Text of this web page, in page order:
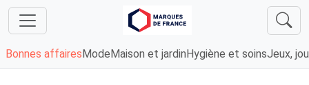
Bonnes affaires Mode Maison et jardin Hygiène et soinsJeux,